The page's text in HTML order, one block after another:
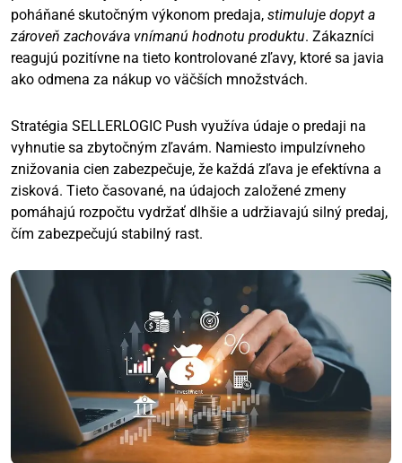
poháňané skutočným výkonom predaja, stimuluje dopyt a
zároveň zachováva vnímanú hodnotu produktu. Zákazníci
reagujú pozitívne na tieto kontrolované zľavy, ktoré sa javia
ako odmena za nákup vo väčších množstvách.
Stratégia SELLERLOGIC Push využíva údaje o predaji na
vyhnutie sa zbytočným zľavám. Namiesto impulzívneho
znižovania cien zabezpečuje, že každá zľava je efektívna a
zisková. Tieto časované, na údajoch založené zmeny
pomáhajú rozpočtu vydržať dlhšie a udržiavajú silný predaj,
čím zabezpečujú stabilný rast.